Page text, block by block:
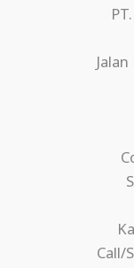
Call/